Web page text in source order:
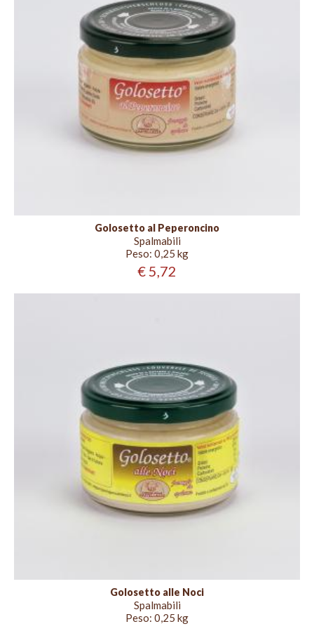
Golosetto al Peperoncino
Spalmabili
Peso: 0,25 kg
€ 5,72
Golosetto alle Noci
Spalmabili
Peso: 0,25 kg